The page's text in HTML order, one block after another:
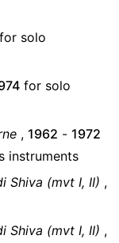
for solo
for solo
, 1962 - 1972
instruments
Shiva (mvt I, II) ,
Shiva (mvt I, II) ,